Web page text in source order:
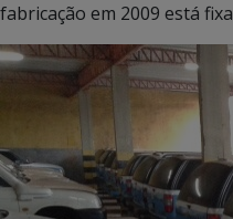
fabricação em 2009 está